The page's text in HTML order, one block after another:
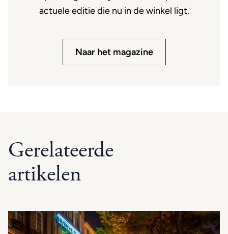
actuele editie die nu in de winkel ligt.
Naar het magazine
Gerelateerde
artikelen